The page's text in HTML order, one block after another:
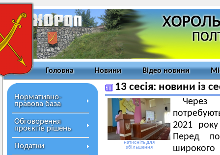
Головна Новини Відео новини
Нормативно-
правова база
Обговорення
проєктів рішень
Податки
13 сесія: новини із
натисніть для
збільшення
Через
2021
Перед